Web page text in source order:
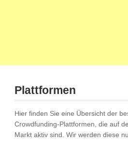
Plattformen
Hier finden Sie eine Übersicht der
Crowdfunding-Plattformen, die auf
Markt aktiv sind. Wir werden diese